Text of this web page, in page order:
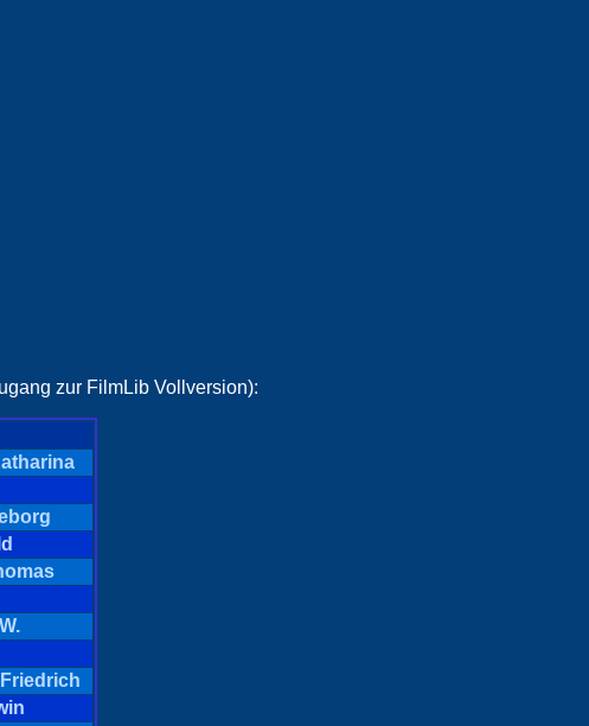
zur FilmLib Vollversion):